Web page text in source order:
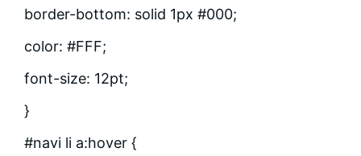
border-bottom: solid 1px #000;
color: #FFF;
font-size: 12pt;
}
#navi li a:hover {